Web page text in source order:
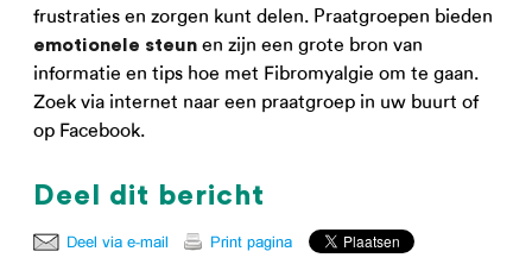
frustraties en zorgen kunt delen. Praatgroepen bieden
emotionele steun en zijn een grote bron van
informatie en tips hoe met Fibromyalgie om te gaan.
Zoek via internet naar een praatgroep in uw buurt of
op Facebook.
Deel dit bericht